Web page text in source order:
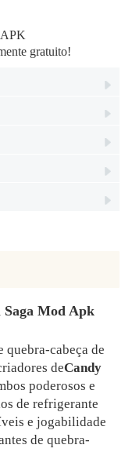
gratuito!
Saga Mod Apk
quebra-cabeça de
deCandy
poderosos e
de refrigerante
e jogabilidade
de quebra-